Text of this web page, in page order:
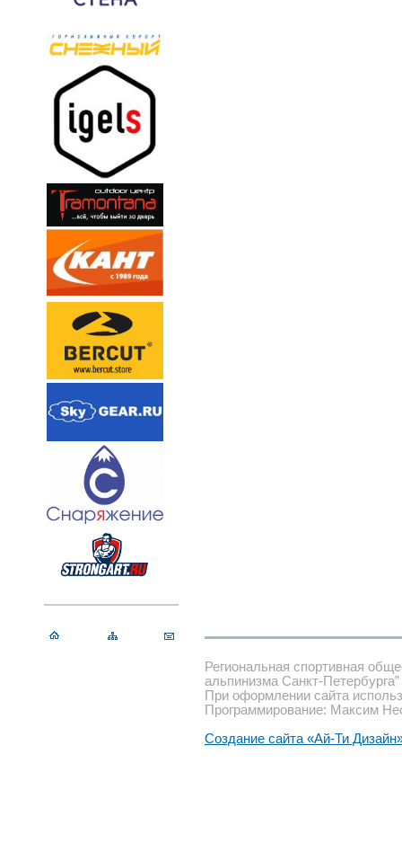
Региональная спортивная
альпинизма Санкт-Петербурга”
При оформлении сайта
Программирование: Максим
Создание сайта «Ай-Ти